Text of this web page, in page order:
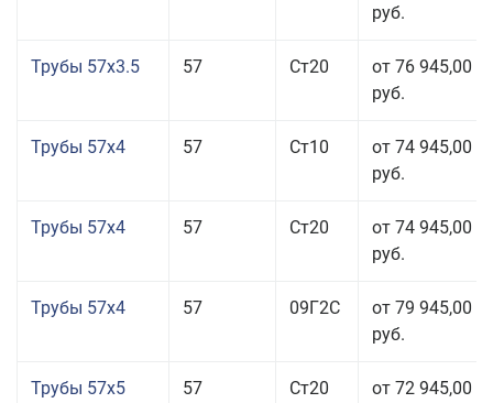
руб.
Трубы 57x3.5 57 Ст20
от 76 945,00
руб.
Трубы 57x4 57 Ст10
от 74 945,00
руб.
Трубы 57x4 57 Ст20
от 74 945,00
руб.
Трубы 57x4 57 09Г2С
от 79 945,00
руб.
Трубы 57x5 57 Ст20
от 72 945,00